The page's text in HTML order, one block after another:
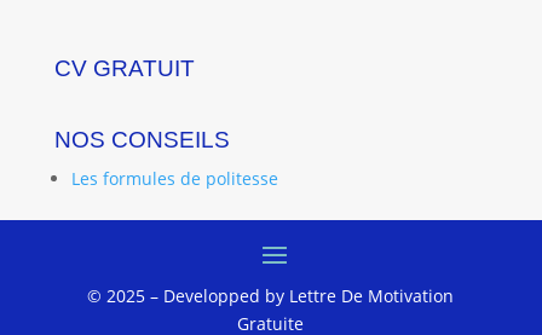
CV GRATUIT
NOS CONSEILS
Les formules de politesse
© 2025 – Developped by Lettre De Motivation
Gratuite